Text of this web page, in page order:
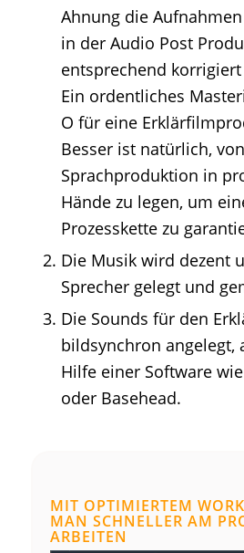
Ahnung die
in der Audio Post
entsprechend
Ein ordentliches
O für eine
Besser ist natürlich,
Sprachproduktion in
Hände zu legen, um
Prozesskette zu
Die Musik wird dezent
Sprecher gelegt und
Die Sounds für den
bildsynchron angelegt,
Hilfe einer Software
oder Basehead.
MIT OPTIMIERTEM
MAN SCHNELLER AM
ARBEITEN